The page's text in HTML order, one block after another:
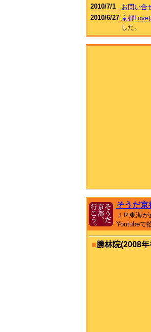
2010/7/1
お問い合
2010/6/27 京都Love
した。
そうだ京
ＪＲ東海
Youtubeで
■勝林院(2008